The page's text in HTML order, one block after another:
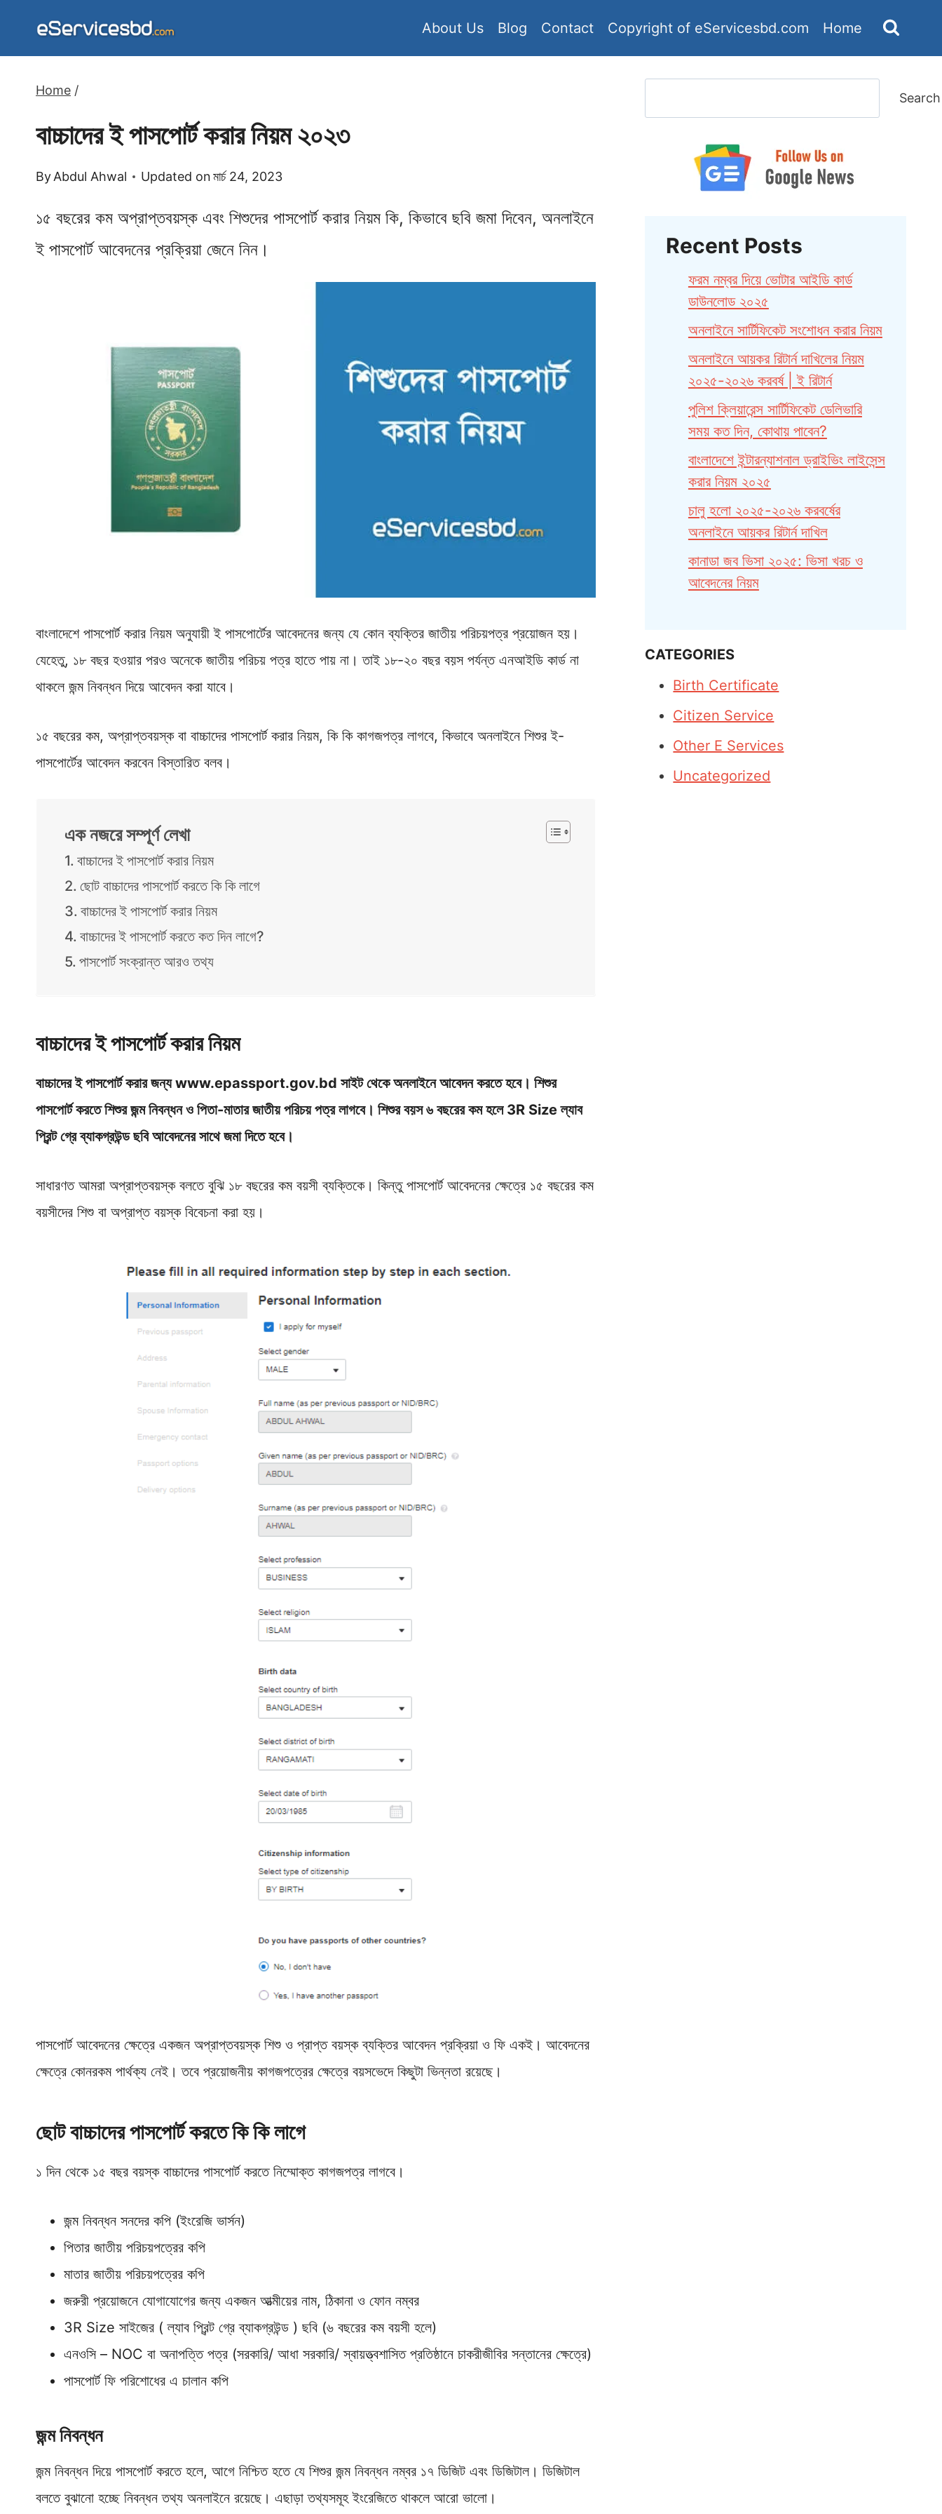
About Us Blog Contact Copyright of eServicesbd.com Home
Home /
বাচ্চাদের ই পাসপোর্ট করার নিয়ম ২০২৩
ByAbdul Ahwal Updated on মার্চ 24, 2023
১৫ বছরের কম অপ্রাপ্তবয়স্ক এবং শিশুদের পাসপোর্ট করার নিয়ম কি, কিভাবে ছবি জমা দিবেন, অনলাইনে
ই পাসপোর্ট আবেদনের প্রক্রিয়া জেনে নিন।
বাংলাদেশে পাসপোর্ট করার নিয়ম অনুযায়ী ই পাসপোর্টের আবেদনের জন্য যে কোন ব্যক্তির জাতীয় পরিচয়পত্র প্রয়োজন হয়।
যেহেতু, ১৮ বছর হওয়ার পরও অনেকে জাতীয় পরিচয় পত্র হাতে পায় না। তাই ১৮-২০ বছর বয়স পর্যন্ত এনআইডি কার্ড না
থাকলে জন্ম নিবন্ধন দিয়ে আবেদন করা যাবে।
১৫ বছরের কম, অপ্রাপ্তবয়স্ক বা বাচ্চাদের পাসপোর্ট করার নিয়ম, কি কি কাগজপত্র লাগবে, কিভাবে অনলাইনে শিশুর ই-
পাসপোর্টের আবেদন করবেন বিস্তারিত বলব।
এক নজরে সম্পূর্ণ লেখা
বাচ্চাদের ই পাসপোর্ট করার নিয়ম
ছোট বাচ্চাদের পাসপোর্ট করতে কি কি লাগে
বাচ্চাদের ই পাসপোর্ট করার নিয়ম
বাচ্চাদের ই পাসপোর্ট করতে কত দিন লাগে?
পাসপোর্ট সংক্রান্ত আরও তথ্য
বাচ্চাদের ই পাসপোর্ট করার নিয়ম
বাচ্চাদের ই পাসপোর্ট করার জন্য www.epassport.gov.bd সাইট থেকে অনলাইনে আবেদন করতে হবে। শিশুর
পাসপোর্ট করতে শিশুর জন্ম নিবন্ধন ও পিতা-মাতার জাতীয় পরিচয় পত্র লাগবে। শিশুর বয়স ৬ বছরের কম হলে 3R Size ল্যাব
প্রিন্ট গ্রে ব্যাকগ্রউন্ড ছবি আবেদনের সাথে জমা দিতে হবে।
সাধারণত আমরা অপ্রাপ্তবয়স্ক বলতে বুঝি ১৮ বছরের কম বয়সী ব্যক্তিকে। কিন্তু পাসপোর্ট আবেদনের ক্ষেত্রে ১৫ বছরের কম
বয়সীদের শিশু বা অপ্রাপ্ত বয়স্ক বিবেচনা করা হয়।
পাসপোর্ট আবেদনের ক্ষেত্রে একজন অপ্রাপ্তবয়স্ক শিশু ও প্রাপ্ত বয়স্ক ব্যক্তির আবেদন প্রক্রিয়া ও ফি একই। আবেদনের
ক্ষেত্রে কোনরকম পার্থক্য নেই। তবে প্রয়োজনীয় কাগজপত্রের ক্ষেত্রে বয়সভেদে কিছুটা ভিন্নতা রয়েছে।
ছোট বাচ্চাদের পাসপোর্ট করতে কি কি লাগে
১ দিন থেকে ১৫ বছর বয়স্ক বাচ্চাদের পাসপোর্ট করতে নিম্মোক্ত কাগজপত্র লাগবে।
জন্ম নিবন্ধন সনদের কপি (ইংরেজি ভার্সন)
পিতার জাতীয় পরিচয়পত্রের কপি
মাতার জাতীয় পরিচয়পত্রের কপি
জরুরী প্রয়োজনে যোগাযোগের জন্য একজন আত্মীয়ের নাম, ঠিকানা ও ফোন নম্বর
3R Size সাইজের ( ল্যাব প্রিন্ট গ্রে ব্যাকগ্রউন্ড ) ছবি (৬ বছরের কম বয়সী হলে)
এনওসি – NOC বা অনাপত্তি পত্র (সরকারি/ আধা সরকারি/ স্বায়ত্ত্বশাসিত প্রতিষ্ঠানে চাকরীজীবির সন্তানের ক্ষেত্রে)
পাসপোর্ট ফি পরিশোধের এ চালান কপি
জন্ম নিবন্ধন
জন্ম নিবন্ধন দিয়ে পাসপোর্ট করতে হলে, আগে নিশ্চিত হতে যে শিশুর জন্ম নিবন্ধন নম্বর ১৭ ডিজিট এবং ডিজিটাল। ডিজিটাল
বলতে বুঝানো হচ্ছে নিবন্ধন তথ্য অনলাইনে রয়েছে। এছাড়া তথ্যসমূহ ইংরেজিতে থাকলে আরো ভালো।
Search
Recent Posts
ফরম নম্বর দিয়ে ভোটার আইডি কার্ড
ডাউনলোড ২০২৫
অনলাইনে সার্টিফিকেট সংশোধন করার নিয়ম
অনলাইনে আয়কর রিটার্ন দাখিলের নিয়ম
২০২৫-২০২৬ করবর্ষ | ই রিটার্ন
পুলিশ ক্লিয়ারেন্স সার্টিফিকেট ডেলিভারি
সময় কত দিন, কোথায় পাবেন?
বাংলাদেশে ইন্টারন্যাশনাল ড্রাইভিং লাইসেন্স
করার নিয়ম ২০২৫
চালু হলো ২০২৫-২০২৬ করবর্ষের
অনলাইনে আয়কর রিটার্ন দাখিল
কানাডা জব ভিসা ২০২৫: ভিসা খরচ ও
আবেদনের নিয়ম
CATEGORIES
Birth Certificate
Citizen Service
Other E Services
Uncategorized